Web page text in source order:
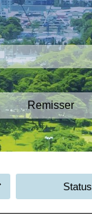
att
Remisser
Status